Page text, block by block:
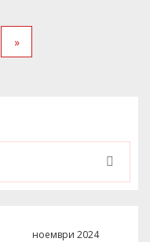
»
ноември 2024